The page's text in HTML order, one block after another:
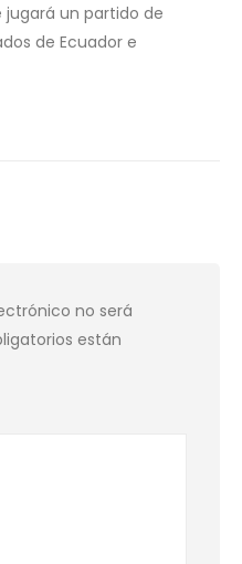
jugará un partido de
de Ecuador e
no será
están